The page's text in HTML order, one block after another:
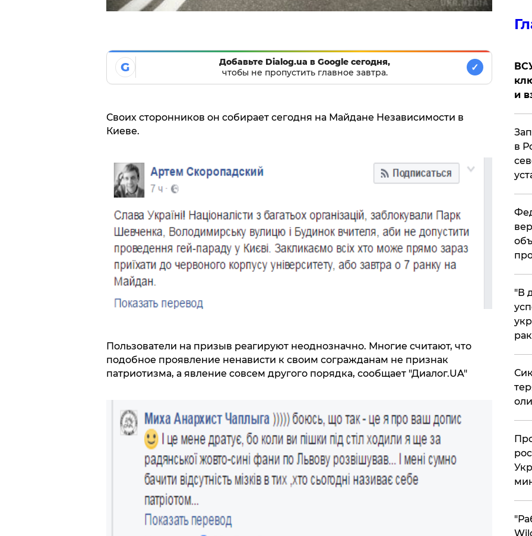
G
Добавьте Dialog.ua в Google сегодня,
чтобы не пропустить главное завтра.
✓
Своих сторонников он собирает сегодня на Майдане Независимости в
Киеве.
Пользователи на призыв реагируют неоднозначно. Многие считают, что
подобное проявление ненависти к своим согражданам не признак
патриотизма, а явление совсем другого порядка, сообщает "Диалог.UA"
и
в
​"В